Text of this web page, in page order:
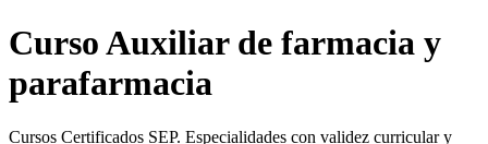
Curso Auxiliar de farmacia y
parafarmacia
Cursos Certificados SEP. Especialidades con validez curricular y